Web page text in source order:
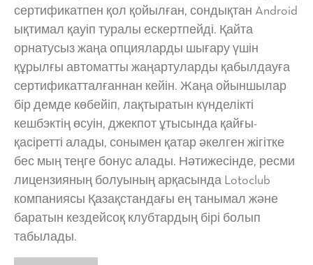
сертификатпен қол қойылған, сондықтан Android
ықтимал қауіп туралы ескертпейді. Қайта
орнатусыз жаңа опцияларды шығару үшін
құрылғы автоматты жаңартуларды қабылдауға
сертификатталғаннан кейін. Жаңа ойыншылар
бір демде көбейіп, лақтыратын күнделікті
кешбэктің өсуін, джекпот ұтысында қайғы-
қасіретті алады, сонымен қатар әкелген жігітке
бес мың теңге бонус алады. Нәтижесінде, ресми
лицензияның болуының арқасында Lotoclub
компаниясы Қазақстандағы ең танымал және
баратын кездейсоқ клубтардың бірі болып
табылады.